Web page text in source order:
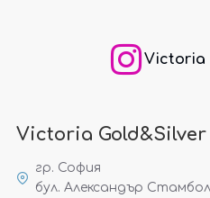
Victoria
Victoria Gold&Silver
гр. София
бул. Александър